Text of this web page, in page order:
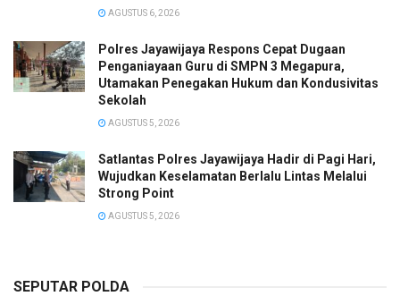
AGUSTUS 6, 2026
Polres Jayawijaya Respons Cepat Dugaan
Penganiayaan Guru di SMPN 3 Megapura,
Utamakan Penegakan Hukum dan Kondusivitas
Sekolah
AGUSTUS 5, 2026
Satlantas Polres Jayawijaya Hadir di Pagi Hari,
Wujudkan Keselamatan Berlalu Lintas Melalui
Strong Point
AGUSTUS 5, 2026
SEPUTAR POLDA